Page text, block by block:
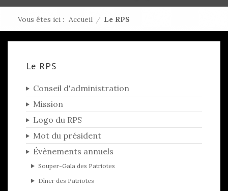
Vous êtes ici : Accueil / Le RPS
Le RPS
Conseil d'administration
Mission
Logo du RPS
Mot du président
Évènements annuels
Souper-Gala des Patriotes
Dîner des Patriotes